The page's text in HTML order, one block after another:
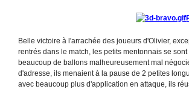
Belle victoire à l'arrachée des joueurs d'Olivier,
rentrés dans le match, les petits mentonnais se
beaucoup de ballons malheureusement mal
d'adresse, ils menaient à la pause de 2 petites
avec beaucoup plus d'application en attaque, ils